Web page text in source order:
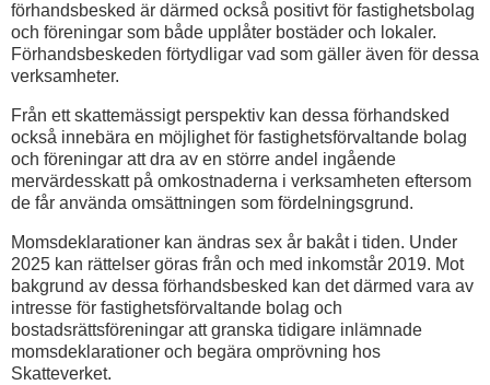
förhandsbesked är därmed också positivt för fastighetsbolag
och föreningar som både upplåter bostäder och lokaler.
Förhandsbeskeden förtydligar vad som gäller även för dessa
verksamheter.
Från ett skattemässigt perspektiv kan dessa förhandsked
också innebära en möjlighet för fastighetsförvaltande bolag
och föreningar att dra av en större andel ingående
mervärdesskatt på omkostnaderna i verksamheten eftersom
de får använda omsättningen som fördelningsgrund.
Momsdeklarationer kan ändras sex år bakåt i tiden. Under
2025 kan rättelser göras från och med inkomstår 2019. Mot
bakgrund av dessa förhandsbesked kan det därmed vara av
intresse för fastighetsförvaltande bolag och
bostadsrättsföreningar att granska tidigare inlämnade
momsdeklarationer och begära omprövning hos
Skatteverket.